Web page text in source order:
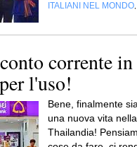
ITALIANI NEL MONDO
corrente
l'uso!
Bene, finalmente
una nuova vita
Thailandia!